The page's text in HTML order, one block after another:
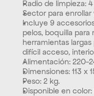
Radio de limpieza:
Sector para
Incluye 9
pelos, boquilla para
herramientas
difícil acceso,
Alimentación: 220-
Dimensiones: 113 x
Peso: 2 kg.
Disponible en